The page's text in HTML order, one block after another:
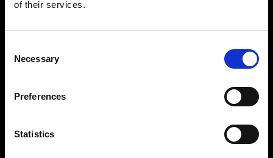
of their services.
Selection
Necessary
Preferences
Statistics
ポストプロダクション（編集）を迅速に
撮影時にトーン、色味、露出の調整がす
Profoto ライトを使用してベストな結果